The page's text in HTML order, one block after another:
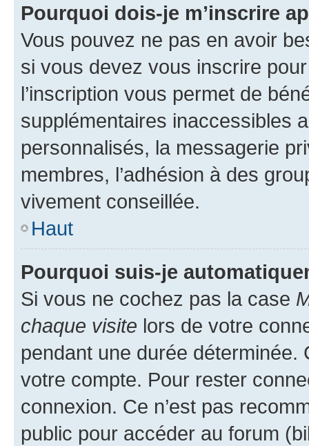
Pourquoi dois-je m’inscrire
Vous pouvez ne pas en avoir
si vous devez vous inscrire
l’inscription vous permet de
supplémentaires inaccessibles
personnalisés, la messagerie
membres, l’adhésion à des
vivement conseillée.
Haut
Pourquoi suis-je
Si vous ne cochez pas la case
chaque visite lors de votre
pendant une durée déterminée.
votre compte. Pour rester
connexion. Ce n’est pas
public pour accéder au forum